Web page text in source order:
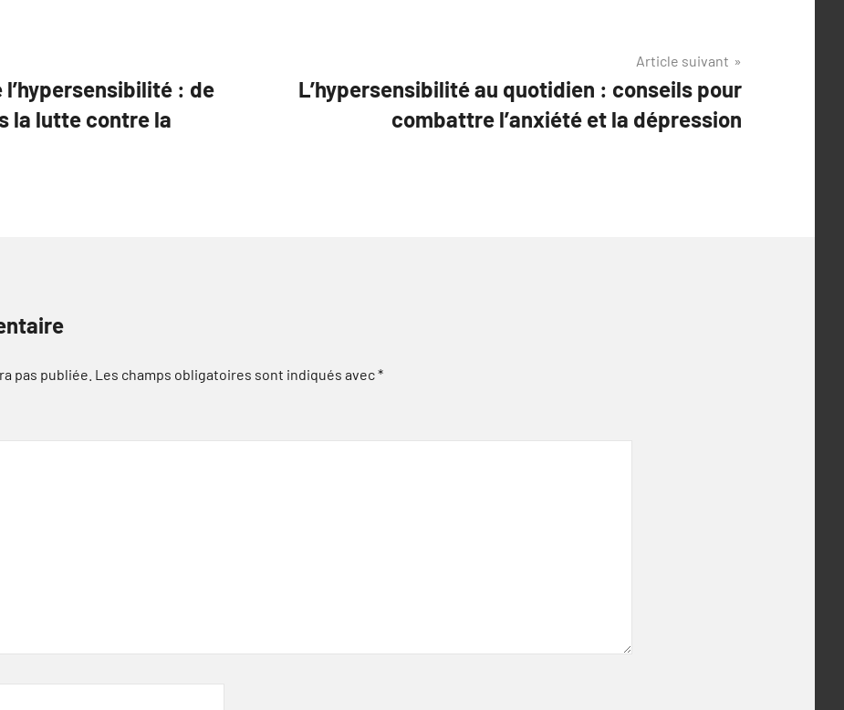
: de
la lutte contre la
Article suivant
L’hypersensibilité au quotidien : conseils pour
combattre l’anxiété et la dépression
pas publiée. Les champs obligatoires sont indiqués avec*